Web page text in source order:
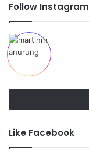
Follow Instagram
Like Facebook